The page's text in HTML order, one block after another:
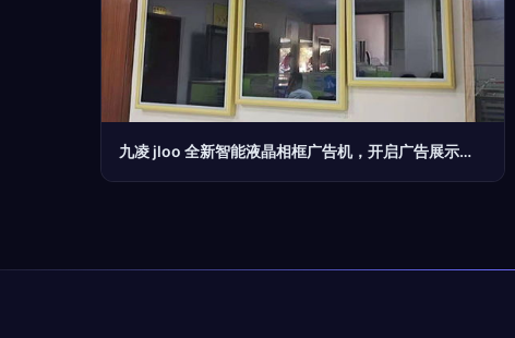
九凌 jloo 全新智能液晶相框广告机，开启广告展示未来式